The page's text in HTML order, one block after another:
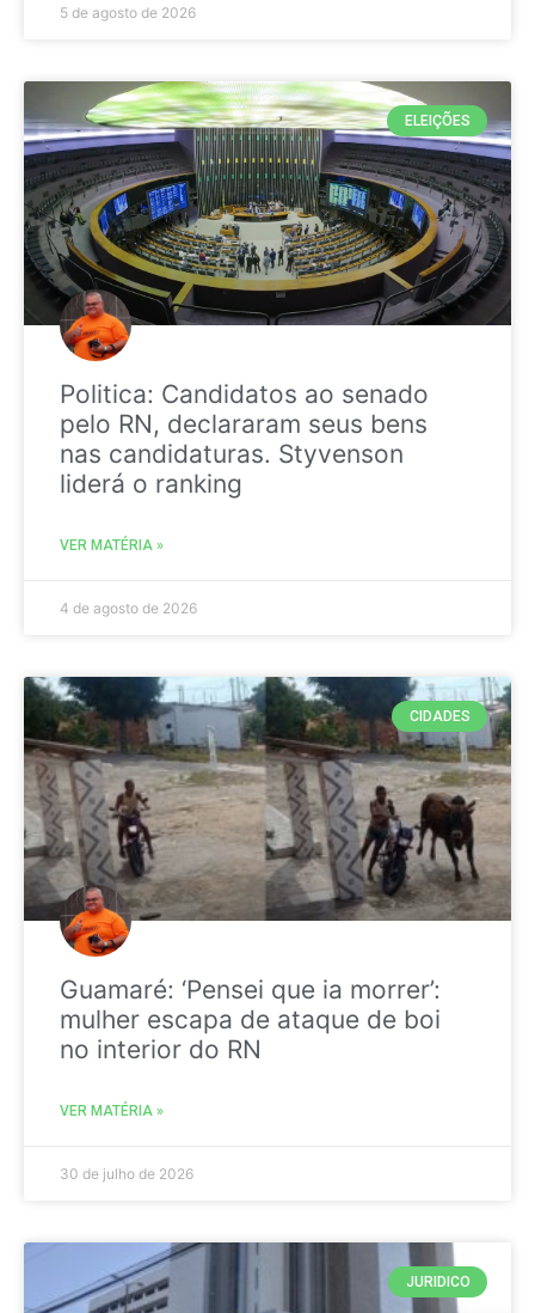
5 de agosto de 2026
ELEIÇÕES
Politica: Candidatos ao senado
pelo RN, declararam seus bens
nas candidaturas. Styvenson
liderá o ranking
VER MATÉRIA »
4 de agosto de 2026
CIDADES
Guamaré: ‘Pensei que ia morrer’:
mulher escapa de ataque de boi
no interior do RN
VER MATÉRIA »
30 de julho de 2026
JURIDICO